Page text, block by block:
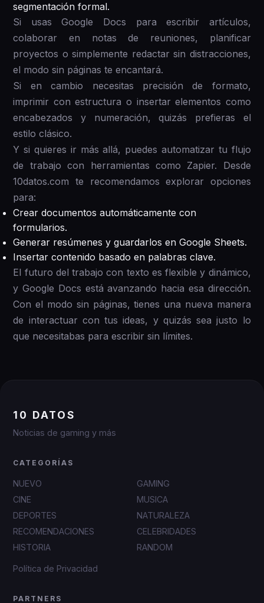
segmentación formal.
Si usas Google Docs para escribir artículos,
colaborar en notas de reuniones, planificar
proyectos o simplemente redactar sin distracciones,
el modo sin páginas te encantará.
Si en cambio necesitas precisión de formato,
imprimir con estructura o insertar elementos como
encabezados y numeración, quizás prefieras el
estilo clásico.
Y si quieres ir más allá, puedes automatizar tu flujo
de trabajo con herramientas como Zapier. Desde
10datos.com te recomendamos explorar opciones
para:
Crear documentos automáticamente con
formularios.
Generar resúmenes y guardarlos en Google Sheets.
Insertar contenido basado en palabras clave.
El futuro del trabajo con texto es flexible y dinámico,
y Google Docs está avanzando hacia esa dirección.
Con el modo sin páginas, tienes una nueva manera
de interactuar con tus ideas, y quizás sea justo lo
que necesitabas para escribir sin límites.
10 DATOS
Noticias de gaming y más
CATEGORÍAS
NUEVO
GAMING
CINE
MUSICA
DEPORTES
NATURALEZA
RECOMENDACIONES
CELEBRIDADES
HISTORIA
RANDOM
Política de Privacidad
PARTNERS